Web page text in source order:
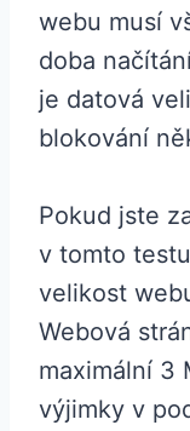
webu musí
doba
je datová
blokování
Pokud jste
v tomto
velikost
Webová
maximální 3
výjimky v